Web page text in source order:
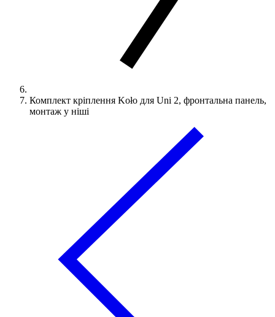
Комплект кріплення Koło для Uni 2, фронтальна панель,
монтаж у ніші